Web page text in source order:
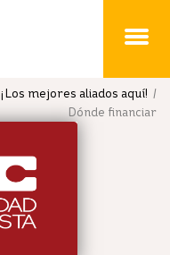
mejores aliados aquí! /
Dónde financiar